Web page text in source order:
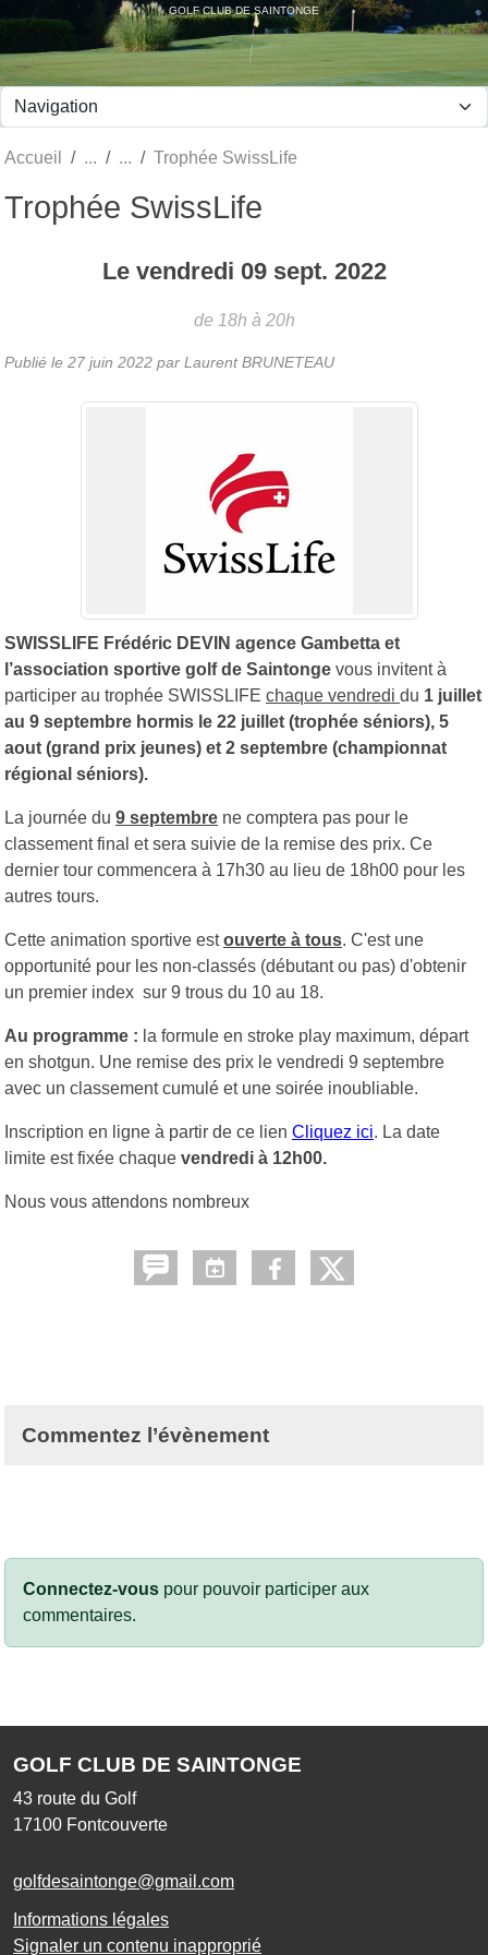
GOLF CLUB DE SAINTONGE
Accueil Trophée SwissLife
Trophée SwissLife
Le vendredi 09 sept. 2022
de 18h à 20h
Publié le 27 juin 2022 par Laurent BRUNETEAU
SWISSLIFE Frédéric DEVIN agence Gambetta et
l’association sportive golf de Saintonge vous invitent à
participer au trophée SWISSLIFE chaque vendredi du 1 juillet
au 9 septembre hormis le 22 juillet (trophée séniors), 5
aout (grand prix jeunes) et 2 septembre (championnat
régional séniors).
La journée du 9 septembre ne comptera pas pour le
classement final et sera suivie de la remise des prix. Ce
dernier tour commencera à 17h30 au lieu de 18h00 pour les
autres tours.
Cette animation sportive estouverte à tous. C'est une
opportunité pour les non-classés (débutant ou pas) d'obtenir
un premier index sur 9 trous du 10 au 18.
Au programme : la formule en stroke play maximum, départ
en shotgun. Une remise des prix le vendredi 9 septembre
avec un classement cumulé et une soirée inoubliable.
Inscription en ligne à partir de ce lien Cliquez ici. La date
limite est fixée chaque vendredi à 12h00.
Nous vous attendons nombreux
Commentez l’évènement
Connectez-vous pour pouvoir participer aux
commentaires.
GOLF CLUB DE SAINTONGE
43 route du Golf
17100 Fontcouverte
golfdesaintonge@gmail.com
Informations légales
Signaler un contenu inapproprié
Panneau de gestion des cookies